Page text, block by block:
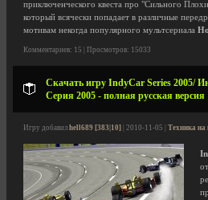
приключенческого квеста про "Сильного
который всячески попадает в различные
мотивам некогда популярного мультсериала
Комментариев: 15 | Просмотров: 15033
Скачать игру IndyCar Series 2005/
Серия 2005 - полная русская версия
Игру добавил hell689 [383|10] | 2010-11-05 | Техника на